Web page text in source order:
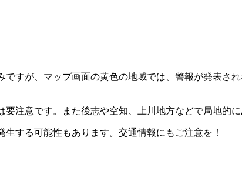
すが、マップ画面の黄色の地域では、警報が発表され
注意です。また後志や空知、上川地方などで局地的
する可能性もあります。交通情報にもご注意を！